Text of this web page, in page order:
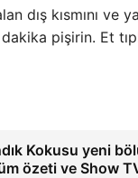
dış kısmını ve
pişirin. Et
Kokusu yeni
özeti ve Show